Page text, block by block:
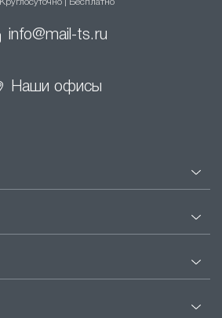
Круглосуточно | Бесплатно
info@mail-ts.ru
Наши офисы